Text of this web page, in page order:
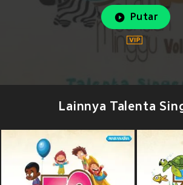
Putar
Lainnya Talenta